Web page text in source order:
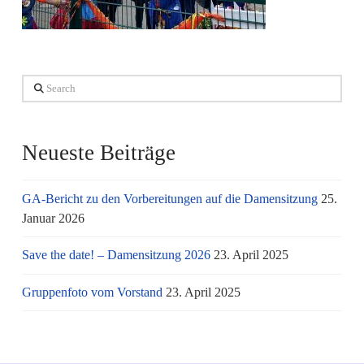
Search
Neueste Beiträge
GA-Bericht zu den Vorbereitungen auf die Damensitzung 25.
Januar 2026
Save the date! – Damensitzung 2026 23. April 2025
Gruppenfoto vom Vorstand 23. April 2025